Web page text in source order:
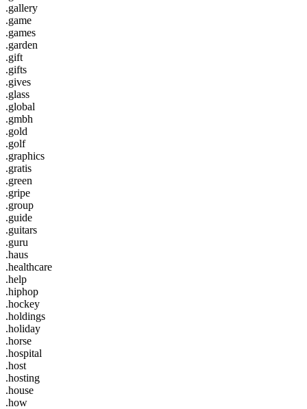
.gallery
.game
.games
.garden
.gift
.gifts
.gives
.glass
.global
.gmbh
.gold
.golf
.graphics
.gratis
.green
.gripe
.group
.guide
.guitars
.guru
.haus
.healthcare
.help
.hiphop
.hockey
.holdings
.holiday
.horse
.hospital
.host
.hosting
.house
.how